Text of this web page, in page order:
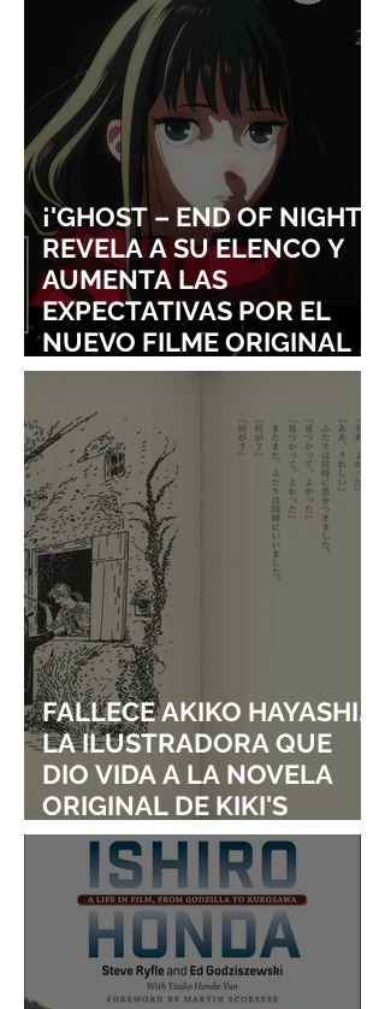
¡'GHOST – END OF NIGHT'
REVELA A SU ELENCO Y
AUMENTA LAS
EXPECTATIVAS POR EL
NUEVO FILME ORIGINAL
DE SHINGO NATSUME!
FALLECE AKIKO HAYASHI,
LA ILUSTRADORA QUE
DIO VIDA A LA NOVELA
ORIGINAL DE KIKI'S
DELIVERY SERVICE